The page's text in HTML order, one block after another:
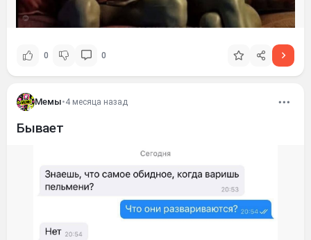
0 0
Мемы•4 месяца назад
Бывает